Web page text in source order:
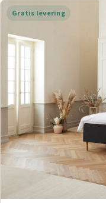
Gratis levering